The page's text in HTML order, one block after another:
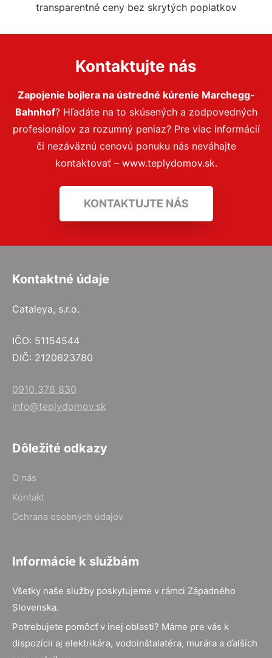
transparentné ceny bez skrytých poplatkov
Kontaktujte nás
Zapojenie bojlera na ústredné kúrenie Marchegg-
Bahnhof? Hľadáte na to skúsených a zodpovedných
profesionálov za rozumný peniaz? Pre viac informácií
či nezáväznú cenovú ponuku nás neváhajte
kontaktovať – www.teplydomov.sk.
KONTAKTUJTE NÁS
Kontaktné údaje
Cataleya, s.r.o.
IČO: 51154544
DIČ: 2120623780
0910 378 830
info@teplydomov.sk
Dôležité odkazy
O nás
Kontakt
Ochrana osobných údajov
Informácie k službám
Všetky naše služby poskytujeme v rámci Západného
Slovenska.
Potrebujete pomôcť v inej oblasti? Máme pre vás k
dispozícii aj elektrikára, vodoinštalatéra, murára a ďalších